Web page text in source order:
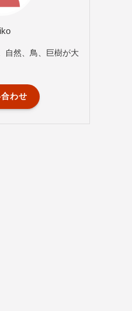
自然、鳥、巨樹が大
わせ